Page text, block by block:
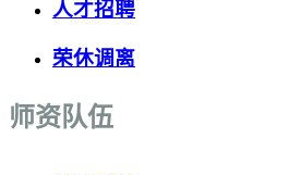
人才招聘
荣休调离
师资队伍